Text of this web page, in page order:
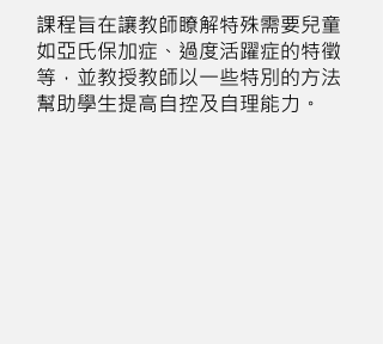
課程旨在讓教師瞭解特殊需要兒童
如亞氏保加症、過度活躍症的特徵
等，並教授教師以一些特別的方法
幫助學生提高自控及自理能力。